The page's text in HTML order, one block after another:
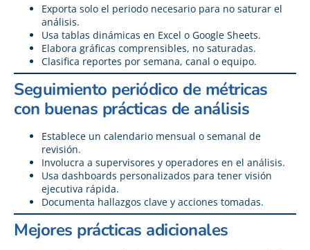
Exporta solo el periodo necesario para no saturar el
análisis.
Usa tablas dinámicas en Excel o Google Sheets.
Elabora gráficas comprensibles, no saturadas.
Clasifica reportes por semana, canal o equipo.
Seguimiento periódico de métricas
con buenas prácticas de análisis
Establece un calendario mensual o semanal de
revisión.
Involucra a supervisores y operadores en el análisis.
Usa dashboards personalizados para tener visión
ejecutiva rápida.
Documenta hallazgos clave y acciones tomadas.
Mejores prácticas adicionales